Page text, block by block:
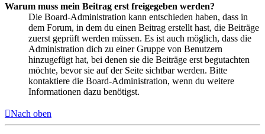
Warum muss mein Beitrag erst freigegeben werden?
Die Board-Administration kann entschieden haben, dass in
dem Forum, in dem du einen Beitrag erstellt hast, die Beiträge
zuerst geprüft werden müssen. Es ist auch möglich, dass die
Administration dich zu einer Gruppe von Benutzern
hinzugefügt hat, bei denen sie die Beiträge erst begutachten
möchte, bevor sie auf der Seite sichtbar werden. Bitte
kontaktiere die Board-Administration, wenn du weitere
Informationen dazu benötigst.
Nach oben